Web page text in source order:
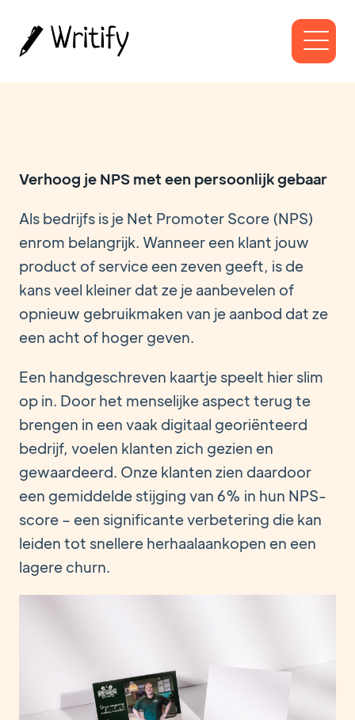
Verhoog je NPS met een persoonlijk gebaar
Als bedrijfs is je Net Promoter Score (NPS)
enrom belangrijk. Wanneer een klant jouw
product of service een zeven geeft, is de
kans veel kleiner dat ze je aanbevelen of
opnieuw gebruikmaken van je aanbod dat ze
een acht of hoger geven.
Een handgeschreven kaartje speelt hier slim
op in. Door het menselijke aspect terug te
brengen in een vaak digitaal georiënteerd
bedrijf, voelen klanten zich gezien en
gewaardeerd. Onze klanten zien daardoor
een gemiddelde stijging van 6% in hun NPS-
score – een significante verbetering die kan
leiden tot snellere herhaalaankopen en een
lagere churn.